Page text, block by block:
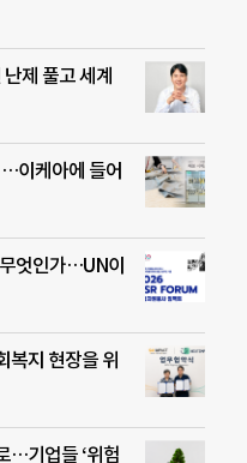
제 풀고 세계
이케아에 들어
엇인가…UN이
복지 현장을 위
…기업들 ‘위험